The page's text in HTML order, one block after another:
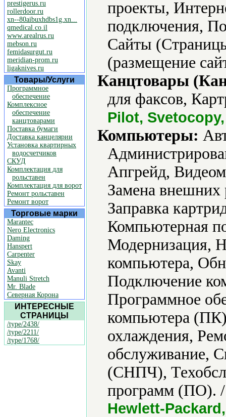
prestigerus.ru
rollerdoor.ru
xn--80aibuxhdbs1g.xn...
qmedical.co.il
www.arealrus.ru
mebson.ru
femidasurgut.ru
meridian-prom.ru
ligaknives.ru
Товары/Услуги
Программное
обеспечение
Комплексное
обеспечение
канцтоварами
Поставка бумаги
Доставка канцелярии
Установка квартирных
водосчетчиков
СКУД
Комплектация для
рольставен
Комплектация для ворот
Ремонт рольставен
Ремонт ворот
Торговые марки
Marantec
Nero Electronics
Daming
Hanspert
Carpenter
Skay
Avanti
Manuli Stretch
Mr. Blade
Северная Корона
ИНТЕРЕСНЫЕ
СТРАНИЦЫ
/type/2438/
/type/2211/
/type/1768/
проекты,
подключения,
Сайты
(размещение
Канцтовары
для факсов,
Pilot,
Компьютеры:
Апгрейд,
Замена внешних
Заправка
Компьютерная
Модернизация,
компьютера,
Подключение
Программное
компьютера
охлаждения,
обслуживание,
(СНПЧ),
программ (ПО).
Hewlett-